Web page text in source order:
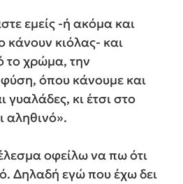
εμείς -ή ακόμα και
κάνουν κιόλας- και
το χρώμα, την
φύση, όπου κάνουμε και
γυαλάδες, κι έτσι στο
αληθινό».
οφείλω να πω ότι
Δηλαδή εγώ που έχω δει